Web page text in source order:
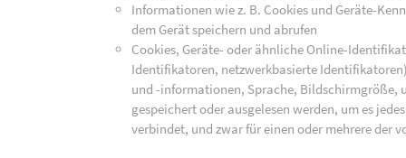
Informationen wie z. B. Cookies und Geräte-
dem Gerät speichern und abrufen
Cookies, Geräte- oder ähnliche Online-
Identifikatoren, netzwerkbasierte
und -informationen, Sprache, Bildschirmgröße,
gespeichert oder ausgelesen werden, um es
verbindet, und zwar für einen oder mehrere der